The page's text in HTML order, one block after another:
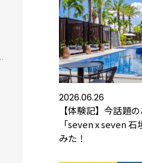
2026.06.26
【体験記】今話題
「seven x seven
みた！
と結露・錆（サビ）の問題を
いて知っておきたいこと
マートロック解説 今年度こそ